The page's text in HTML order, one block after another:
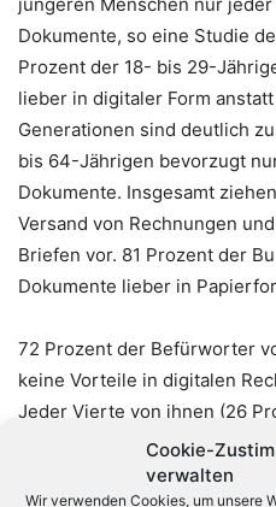
Cookie-
verwalten
Wir verwenden Cookies, um unsere
Dokumente, so eine Studie
Prozent der 18- bis 29-
lieber in digitaler Form
Generationen sind deutlich
bis 64-Jährigen bevorzugt
Dokumente. Insgesamt
Versand von Rechnungen
Briefen vor. 81 Prozent der
Dokumente lieber in
72 Prozent der Befürworter
keine Vorteile in digitalen
Jeder Vierte von ihnen (26
geeigneten Ablagesysteme
Sicherheitsbedenken spielen